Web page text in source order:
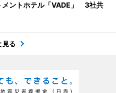
メントホテル「VADE」 3社共
見る